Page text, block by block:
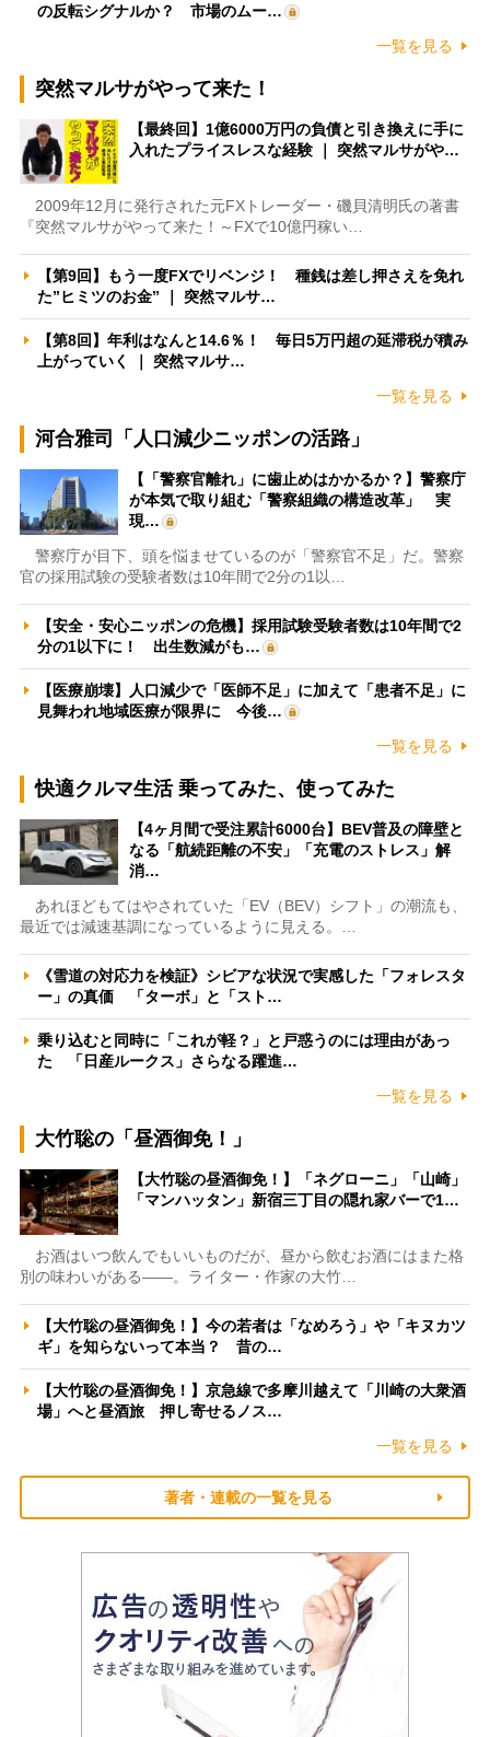
の反転シグナルか？ 市場のムー…
一覧を見る
突然マルサがやって来た！
【最終回】1億6000万円の負債と引き換えに手に
入れたプライスレスな経験 ｜ 突然マルサがや…
2009年12月に発行された元FXトレーダー・磯貝清明氏の著書
『突然マルサがやって来た！～FXで10億円稼い…
【第9回】もう一度FXでリベンジ！ 種銭は差し押さえを免れ
た”ヒミツのお金” ｜ 突然マルサ…
【第8回】年利はなんと14.6％！ 毎日5万円超の延滞税が積み
上がっていく ｜ 突然マルサ…
一覧を見る
河合雅司「人口減少ニッポンの活路」
【「警察官離れ」に歯止めはかかるか？】警察庁
が本気で取り組む「警察組織の構造改革」 実
現…
警察庁が目下、頭を悩ませているのが「警察官不足」だ。警察
官の採用試験の受験者数は10年間で2分の1以…
【安全・安心ニッポンの危機】採用試験受験者数は10年間で2
分の1以下に！ 出生数減がも…
【医療崩壊】人口減少で「医師不足」に加えて「患者不足」に
見舞われ地域医療が限界に 今後…
一覧を見る
快適クルマ生活 乗ってみた、使ってみた
【4ヶ月間で受注累計6000台】BEV普及の障壁と
なる「航続距離の不安」「充電のストレス」解
消…
あれほどもてはやされていた「EV（BEV）シフト」の潮流も、
最近では減速基調になっているように見える。…
《雪道の対応力を検証》シビアな状況で実感した「フォレスタ
ー」の真価 「ターボ」と「スト…
乗り込むと同時に「これが軽？」と戸惑うのには理由があっ
た 「日産ルークス」さらなる躍進…
一覧を見る
大竹聡の「昼酒御免！」
【大竹聡の昼酒御免！】「ネグローニ」「山崎」
「マンハッタン」新宿三丁目の隠れ家バーで1…
お酒はいつ飲んでもいいものだが、昼から飲むお酒にはまた格
別の味わいがある――。ライター・作家の大竹…
【大竹聡の昼酒御免！】今の若者は「なめろう」や「キヌカツ
ギ」を知らないって本当？ 昔の…
【大竹聡の昼酒御免！】京急線で多摩川越えて「川崎の大衆酒
場」へと昼酒旅 押し寄せるノス…
一覧を見る
著者・連載の一覧を見る